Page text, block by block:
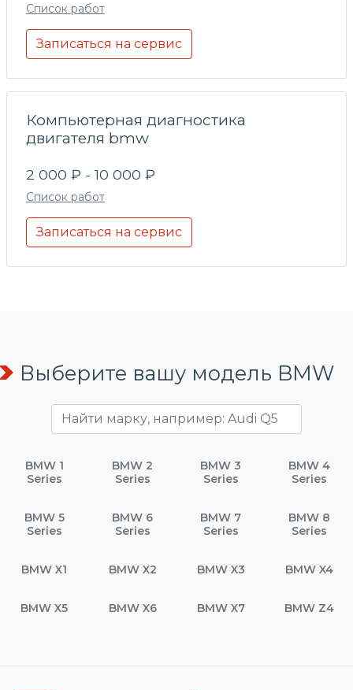
Список работ
Записаться на сервис
Компьютерная диагностика
двигателя bmw
2 000 ₽ - 10 000 ₽
Список работ
Записаться на сервис
Выберите вашу модель BMW
BMW 1
Series
BMW 2
Series
BMW 3
Series
BMW 4
Series
BMW 5
Series
BMW 6
Series
BMW 7
Series
BMW 8
Series
BMW X1 BMW X2 BMW X3 BMW X4
BMW X5 BMW X6 BMW X7 BMW Z4